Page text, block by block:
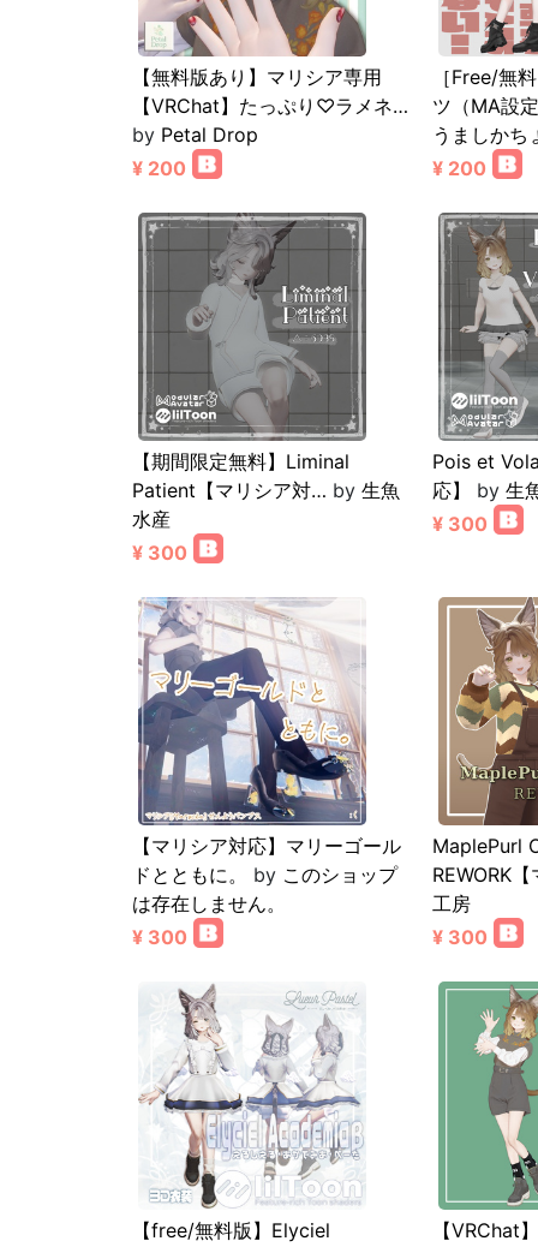
【無料版あり】マリシア専用
【VRChat】たっぷり♡ラメネ…
by Petal Drop
¥ 200
［Free/無
ツ（MA設
うましか
¥ 200
【期間限定無料】Liminal
Patient【マリシア対… by 生魚
水産
¥ 300
Pois et
応】
by 生
¥ 300
【マリシア対応】マリーゴール
ドとともに。
by このショップ
は存在しません。
¥ 300
MaplePurl
REWORK
工房
¥ 300
【free/無料版】Elyciel 【VRChat